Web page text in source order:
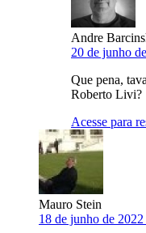
Andre
20 de junho
Que pena,
Roberto Livi?
Acesse para
Mauro Stein
18 de junho de 2022